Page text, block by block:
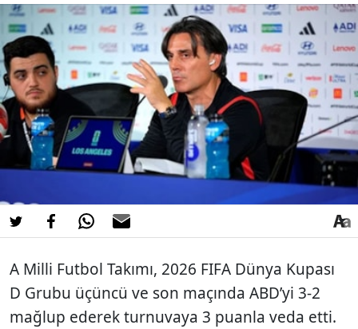
A Milli Futbol Takımı, 2026 FIFA Dünya Kupası
D Grubu üçüncü ve son maçında ABD’yi 3-2
mağlup ederek turnuvaya 3 puanla veda etti.